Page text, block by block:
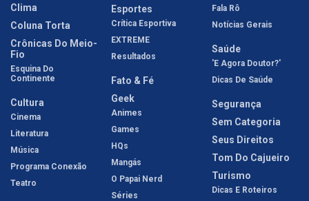
Clima
Coluna Torta
Crônicas Do Meio-
Fio
Esquina Do
Continente
Cultura
Cinema
Literatura
Música
Programa Conexão
Teatro
Esportes
Crítica Esportiva
EXTREME
Resultados
Fato & Fé
Geek
Animes
Games
HQs
Mangás
O Papai Nerd
Séries
Fala Rô
Notícias Gerais
Saúde
'E Agora Doutor?'
Dicas De Saúde
Segurança
Sem Categoria
Seus Direitos
Tom Do Cajueiro
Turismo
Dicas E Roteiros